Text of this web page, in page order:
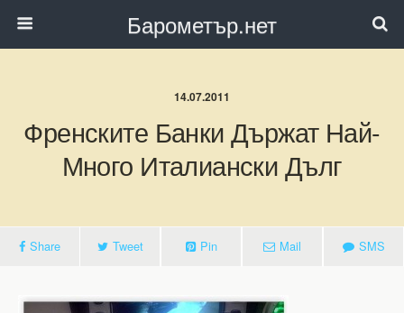
Барометър.нет
14.07.2011
Френските Банки Държат Най-
Много Италиански Дълг
Share Tweet Pin Mail SMS